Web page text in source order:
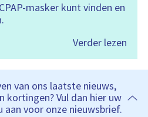
masker kunt vinden en
Verder lezen
van ons laatste nieuws,
kortingen? Vul dan hier uw
aan voor onze nieuwsbrief.